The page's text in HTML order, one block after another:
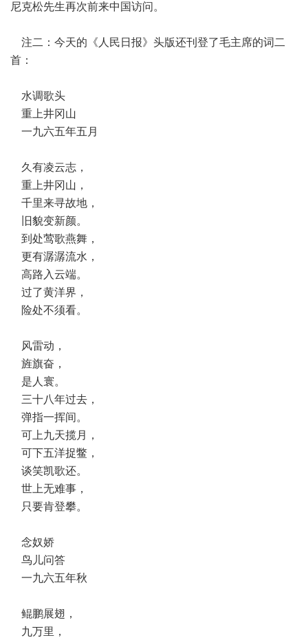
尼克松先生再次前来中国访问。
注二：今天的《人民日报》头版还刊登了毛主席的词二
首：
水调歌头
重上井冈山
一九六五年五月
久有凌云志，
重上井冈山，
千里来寻故地，
旧貌变新颜。
到处莺歌燕舞，
更有潺潺流水，
高路入云端。
过了黄洋界，
险处不须看。
风雷动，
旌旗奋，
是人寰。
三十八年过去，
弹指一挥间。
可上九天揽月，
可下五洋捉鳖，
谈笑凯歌还。
世上无难事，
只要肯登攀。
念奴娇
鸟儿问答
一九六五年秋
鲲鹏展翅，
九万里，